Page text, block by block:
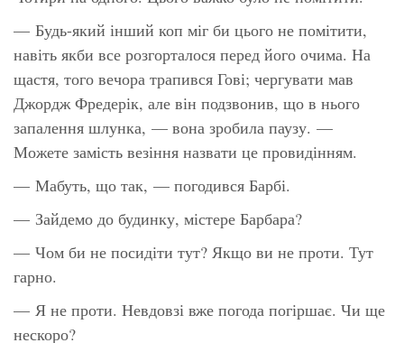
— Будь-який інший коп міг би цього не помітити,
навіть якби все розгорталося перед його очима. На
щастя, того вечора трапився Гові; чергувати мав
Джордж Фредерік, але він подзвонив, що в нього
запалення шлунка, — вона зробила паузу. —
Можете замість везіння назвати це провидінням.
— Мабуть, що так, — погодився Барбі.
— Зайдемо до будинку, містере Барбара?
— Чом би не посидіти тут? Якщо ви не проти. Тут
гарно.
— Я не проти. Невдовзі вже погода погіршає. Чи ще
нескоро?